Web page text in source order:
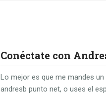
Conéctate con
Lo mejor es que me mandes
andresb punto net, o uses el